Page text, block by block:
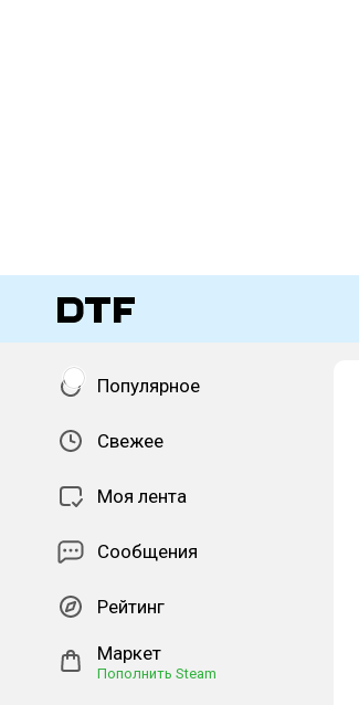
Популярное
Свежее
Моя лента
Сообщения
Рейтинг
Маркет
Пополнить Steam